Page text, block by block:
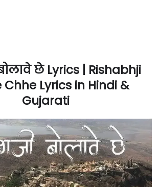
छे Lyrics | Rishabhji
Chhe Lyrics in Hindi &
Gujarati